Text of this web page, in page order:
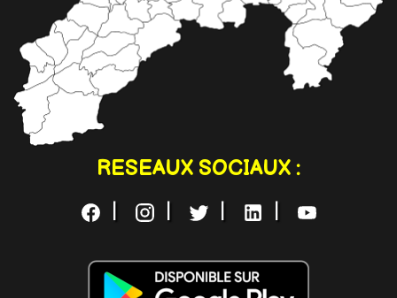
RESEAUX SOCIAUX :